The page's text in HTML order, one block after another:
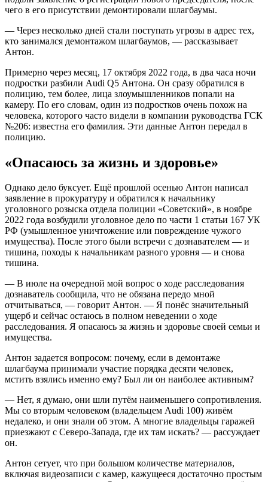
чего в его присутствии демонтировали шлагбаумы.
— Через несколько дней стали поступать угрозы в адрес тех,
кто занимался демонтажом шлагбаумов, — рассказывает
Антон.
Примерно через месяц, 17 октября 2022 года, в два часа ночи
подростки разбили Audi Q5 Антона. Он сразу обратился в
полицию, тем более, лица злоумышленников попали на
камеру. По его словам, один из подростков очень похож на
человека, которого часто видели в компании руководства ГСК
№206: известна его фамилия. Эти данные Антон передал в
полицию.
«Опасаюсь за жизнь и здоровье»
Однако дело буксует. Ещё прошлой осенью Антон написал
заявление в прокуратуру и обратился к начальнику
уголовного розыска отдела полиции «Советский», в ноябре
2022 года возбудили уголовное дело по части 1 статьи 167 УК
РФ (умышленное уничтожение или повреждение чужого
имущества). После этого были встречи с дознавателем — и
тишина, походы к начальникам разного уровня — и снова
тишина.
— В июле на очередной мой вопрос о ходе расследования
дознаватель сообщила, что не обязана передо мной
отчитываться, — говорит Антон. — Я понёс значительный
ущерб и сейчас остаюсь в полном неведении о ходе
расследования. Я опасаюсь за жизнь и здоровье своей семьи и
имущества.
Антон задается вопросом: почему, если в демонтаже
шлагбаума принимали участие порядка десяти человек,
мстить взялись именно ему? Был ли он наиболее активным?
— Нет, я думаю, они шли путём наименьшего сопротивления.
Мы со вторым человеком (владельцем Audi 100) живём
недалеко, и они знали об этом. А многие владельцы гаражей
приезжают с Северо-Запада, где их там искать? — рассуждает
он.
Антон сетует, что при большом количестве материалов,
включая видеозаписи с камер, кажущееся достаточно простым